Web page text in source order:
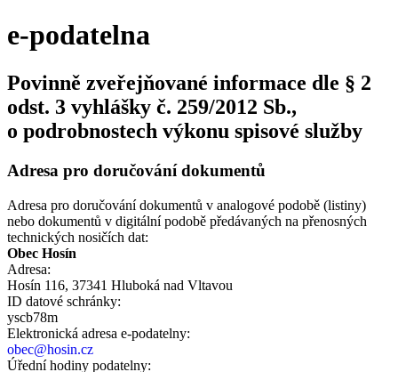
e-podatelna
Povinně zveřejňované informace dle § 2
odst. 3 vyhlášky č. 259/2012 Sb.,
o podrobnostech výkonu spisové služby
Adresa pro doručování dokumentů
Adresa pro doručování dokumentů v analogové podobě (listiny)
nebo dokumentů v digitální podobě předávaných na přenosných
technických nosičích dat:
Obec Hosín
Adresa:
Hosín 116, 37341 Hluboká nad Vltavou
ID datové schránky:
yscb78m
Elektronická adresa e‑podatelny:
obec@hosin.cz
Úřední hodiny podatelny: